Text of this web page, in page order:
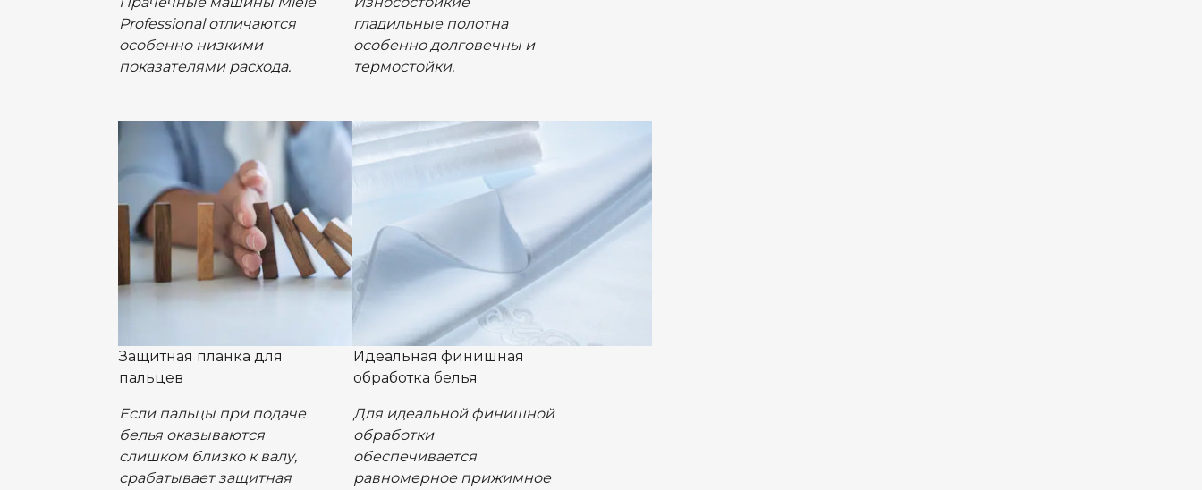
Professional отличаются
особенно низкими
показателями расхода.
гладильные полотна
особенно долговечны и
термостойки.
Защитная планка для
пальцев
Если пальцы при подаче
белья оказываются
слишком близко к валу,
срабатывает защитная
Идеальная финишная
обработка белья
Для идеальной финишной
обработки
обеспечивается
равномерное прижимное